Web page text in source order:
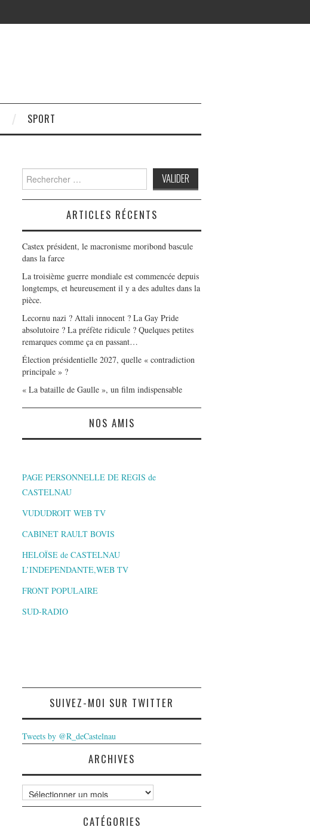
SPORT
Search
for:
ARTICLES RÉCENTS
Castex président, le macronisme moribond bascule
dans la farce
La troisième guerre mondiale est commencée depuis
longtemps, et heureusement il y a des adultes dans la
pièce.
Lecornu nazi ? Attali innocent ? La Gay Pride
absolutoire ? La préfète ridicule ? Quelques petites
remarques comme ça en passant…
Élection présidentielle 2027, quelle « contradiction
principale » ?
« La bataille de Gaulle », un film indispensable
NOS AMIS
PAGE PERSONNELLE DE REGIS de
CASTELNAU
VUDUDROIT WEB TV
CABINET RAULT BOVIS
HELOÏSE de CASTELNAU
L’INDEPENDANTE,WEB TV
FRONT POPULAIRE
SUD-RADIO
SUIVEZ-MOI SUR TWITTER
Tweets by @R_deCastelnau
ARCHIVES
Archives
CATÉGORIES